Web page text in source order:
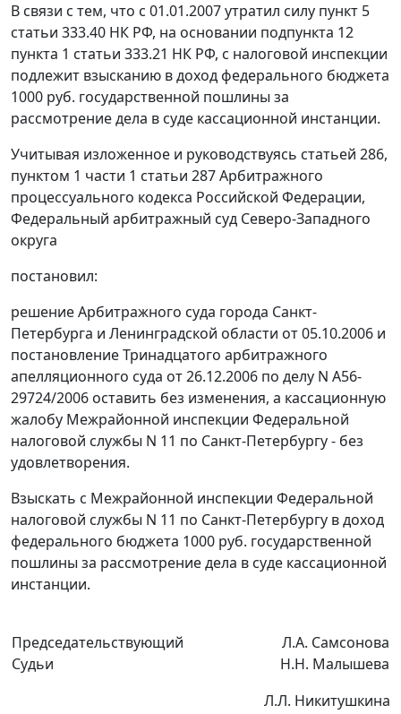
В связи с тем, что с 01.01.2007 утратил силу пункт 5
статьи 333.40 НК РФ, на основании подпункта 12
пункта 1 статьи 333.21 НК РФ, с налоговой инспекции
подлежит взысканию в доход федерального бюджета
1000 руб. государственной пошлины за
рассмотрение дела в суде кассационной инстанции.
Учитывая изложенное и руководствуясь статьей 286,
пунктом 1 части 1 статьи 287Арбитражного
процессуального кодекса Российской Федерации,
Федеральный арбитражный суд Северо-Западного
округа
постановил:
решение Арбитражного суда города Санкт-
Петербурга и Ленинградской области от 05.10.2006 и
постановление Тринадцатого арбитражного
апелляционного суда от 26.12.2006 по делу N А56-
29724/2006 оставить без изменения, а кассационную
жалобу Межрайонной инспекции Федеральной
налоговой службы N 11 по Санкт-Петербургу - без
удовлетворения.
Взыскать с Межрайонной инспекции Федеральной
налоговой службы N 11 по Санкт-Петербургу в доход
федерального бюджета 1000 руб. государственной
пошлины за рассмотрение дела в суде кассационной
инстанции.
Председательствующий
Судьи
Л.А. Самсонова
Н.Н. Малышева
Л.Л. Никитушкина